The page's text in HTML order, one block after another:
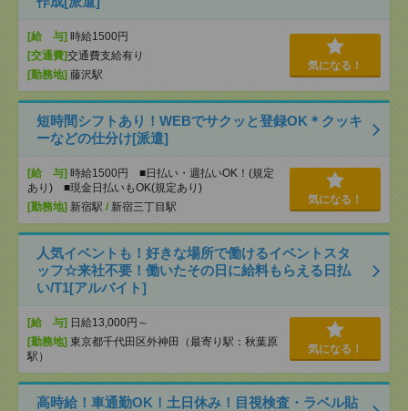
[給 与] 時給1500円
[交通費]交通費支給有り
[勤務地] 藤沢駅
気になる！
短時間シフトあり！WEBでサクッと登録OK＊クッキ
ーなどの仕分け[派遣]
[給 与] 時給1500円 ■日払い・週払いOK！(規定
あり) ■現金日払いもOK(規定あり)
[勤務地] 新宿駅 / 新宿三丁目駅
気になる！
人気イベントも！好きな場所で働けるイベントスタ
ッフ☆来社不要！働いたその日に給料もらえる日払
い/T1[アルバイト]
[給 与] 日給13,000円～
[勤務地] 東京都千代田区外神田（最寄り駅：秋葉原
駅）
気になる！
高時給！車通勤OK！土日休み！目視検査・ラベル貼